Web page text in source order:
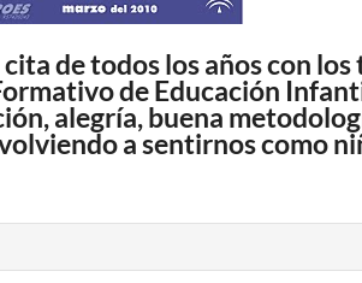
de todos los años con
de Educación
alegría, buena
a sentirnos como